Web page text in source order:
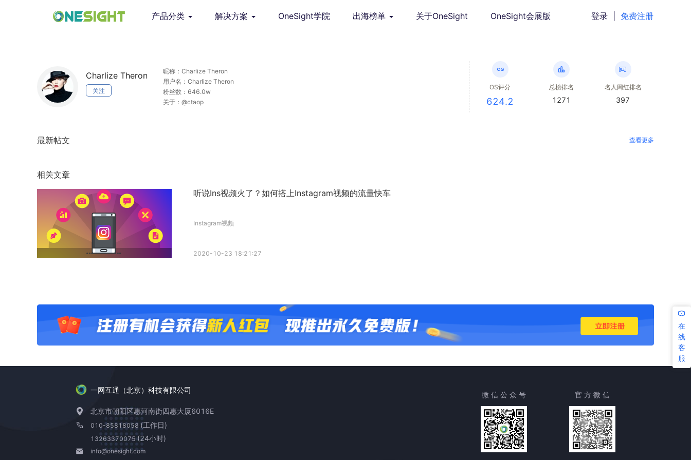
产品分类 解决方案 OneSight学院 出海榜单 关于OneSight OneSight会展版 登录 免费注册
Charlize Theron
关注
昵称：Charlize Theron
用户名：Charlize Theron
粉丝数：646.0w
关于：@ctaop
OS评分
624.2
总榜排名
1271
名人网红排名
397
最新帖文 查看更多
相关文章
听说Ins视频火了？如何搭上Instagram视频的流量快车
Instagram视频
2020-10-23 18:21:27
在
线
客
服
一网互通（北京）科技有限公司
北京市朝阳区惠河南街四惠大厦6016E
010-85818058 (工作日)
13263370075(24小时)
info@onesight.com
微 信 公 众 号 官 方 微 信